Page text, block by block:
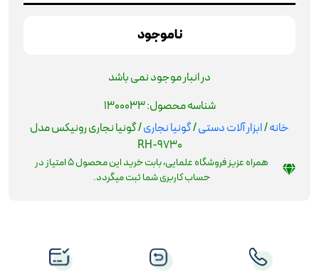
ناموجود
در انبار موجود نمی باشد
شناسه محصول:1300033
خانه/ابزار آلات دستی/گونیا نجاری/ گونیا نجاری رونیکس مدل
RH-9730
همراه عزیز فروشگاه علمایی، بابت خرید این محصول5امتیاز در
حساب کاربری شما ثبت میگردد.